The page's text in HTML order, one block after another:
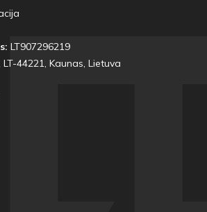
LT907296219
44221, Kaunas, Lietuva